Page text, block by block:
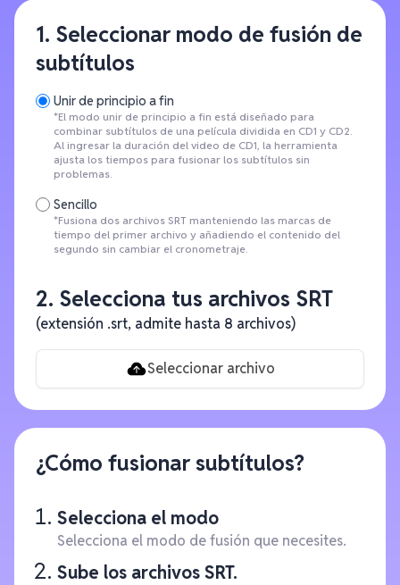
1. Seleccionar modo de fusión de
subtítulos
Unir de principio a fin
*El modo unir de principio a fin está diseñado para
combinar subtítulos de una película dividida en CD1 y CD2.
Al ingresar la duración del video de CD1, la herramienta
ajusta los tiempos para fusionar los subtítulos sin
problemas.
Sencillo
*Fusiona dos archivos SRT manteniendo las marcas de
tiempo del primer archivo y añadiendo el contenido del
segundo sin cambiar el cronometraje.
2. Selecciona tus archivos SRT
(extensión .srt, admite hasta 8 archivos)
Seleccionar archivo
¿Cómo fusionar subtítulos?
Selecciona el modo
Selecciona el modo de fusión que necesites.
Sube los archivos SRT.